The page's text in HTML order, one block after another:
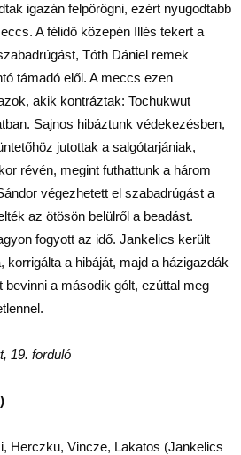
igazán felpörögni, ezért nyugodtabb
A félidő közepén Illés tekert a
Tóth Dániel remek
támadó elől. A meccs ezen
akik kontráztak: Tochukwut
Sajnos hibáztunk védekezésben,
jutottak a salgótarjániak,
révén, megint futhattunk a három
végezhetett el szabadrúgást a
az ötösön belülről a beadást.
fogyott az idő. Jankelics került
korrigálta a hibáját, majd a házigazdák
a második gólt, ezúttal meg
19. forduló
Herczku, Vincze, Lakatos (Jankelics